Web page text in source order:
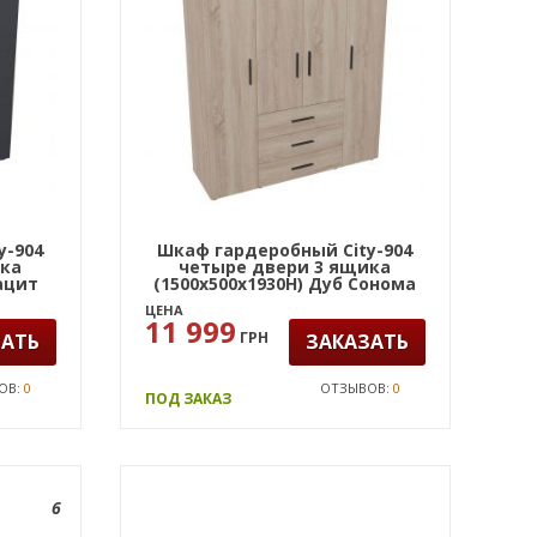
904
0
Шкаф гардеробный City-904
четыре двери 3 ящика
(1500х500х1930Н) Дуб Сонома
ЦЕНА
11 999 ГРН ЗАКАЗАТЬ
ПОД ЗАКАЗ
ОТЗЫВОВ:0
6